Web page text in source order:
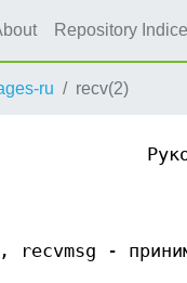
Repository
ru recv(2)
-